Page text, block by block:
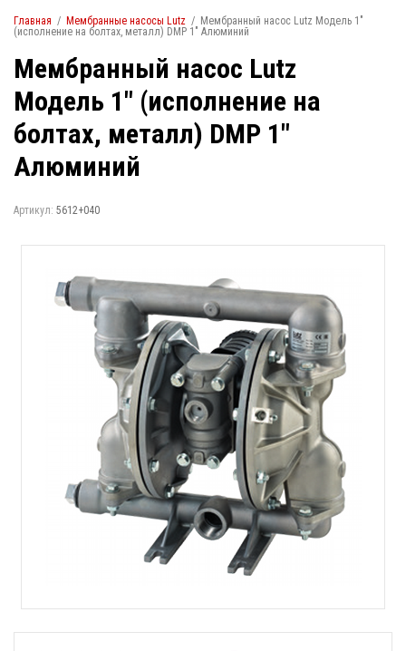
Главная / Мембранные насосы Lutz / Мембранный насос Lutz Модель 1"
(исполнение на болтах, металл) DMP 1" Алюминий
Мембранный насос Lutz
Модель 1" (исполнение на
болтах, металл) DMP 1"
Алюминий
Артикул: 5612+040